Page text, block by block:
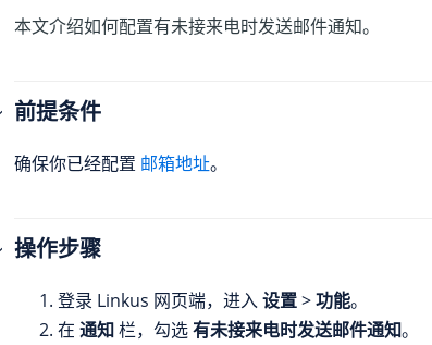
本文介绍如何配置有未接来电时发送邮件通知。
前提条件
确保你已经配置 邮箱地址。
操作步骤
登录 Linkus 网页端，进入设置>功能。
在 通知栏，勾选有未接来电时发送邮件通知。